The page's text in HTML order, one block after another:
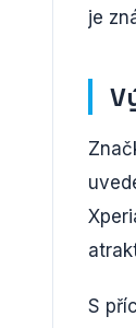
je
S